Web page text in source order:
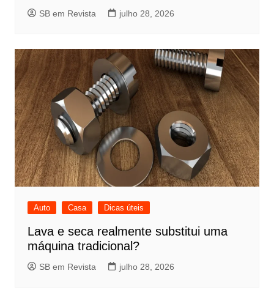
SB em Revista julho 28, 2026
Auto Casa Dicas úteis
Lava e seca realmente substitui uma
máquina tradicional?
SB em Revista julho 28, 2026